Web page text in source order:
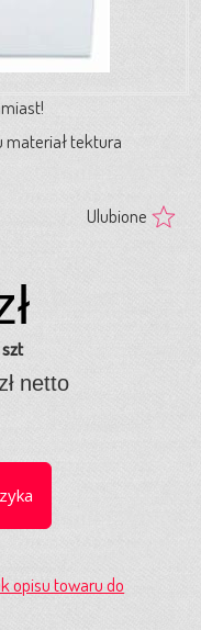
materiał tektura
Ulubione
szt
netto
opisu towaru do